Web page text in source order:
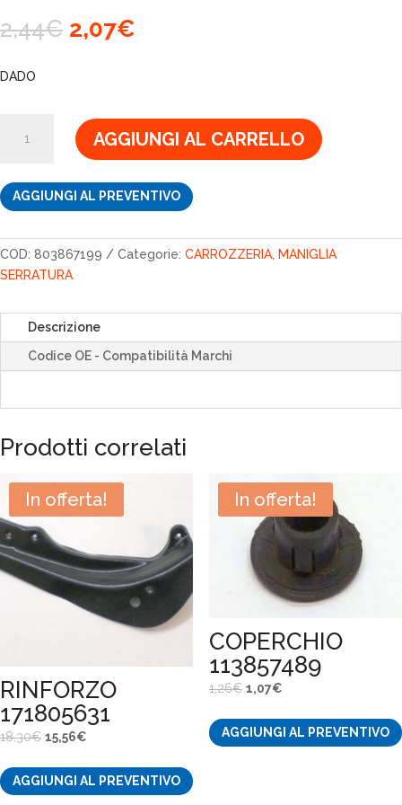
2,44€ Il
prezzo
2,07€
DADO
quantità
AGGIUNGI AL CARRELLO
AGGIUNGI AL PREVENTIVO
COD: 803867199 Categorie: CARROZZERIA MANIGLIA
SERRATURA
Descrizione
Codice OE - Compatibilità Marchi
Prodotti correlati
In offerta!
RINFORZO
171805631
18,30€ Il
originale
15,56€
attuale
AGGIUNGI AL PREVENTIVO
In offerta!
COPERCHIO
113857489
1,26€ Il
originale
1,07€Il
attuale
AGGIUNGI AL PREVENTIVO